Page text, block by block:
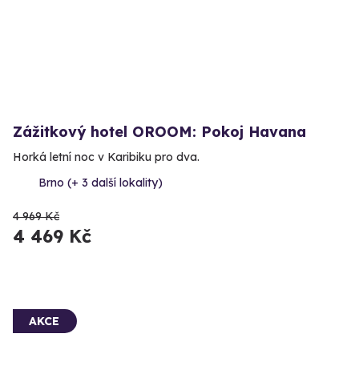
Zážitkový hotel OROOM: Pokoj Havana
Horká letní noc v Karibiku pro dva.
Brno (+ 3 další lokality)
4 969 Kč
4 469 Kč
AKCE